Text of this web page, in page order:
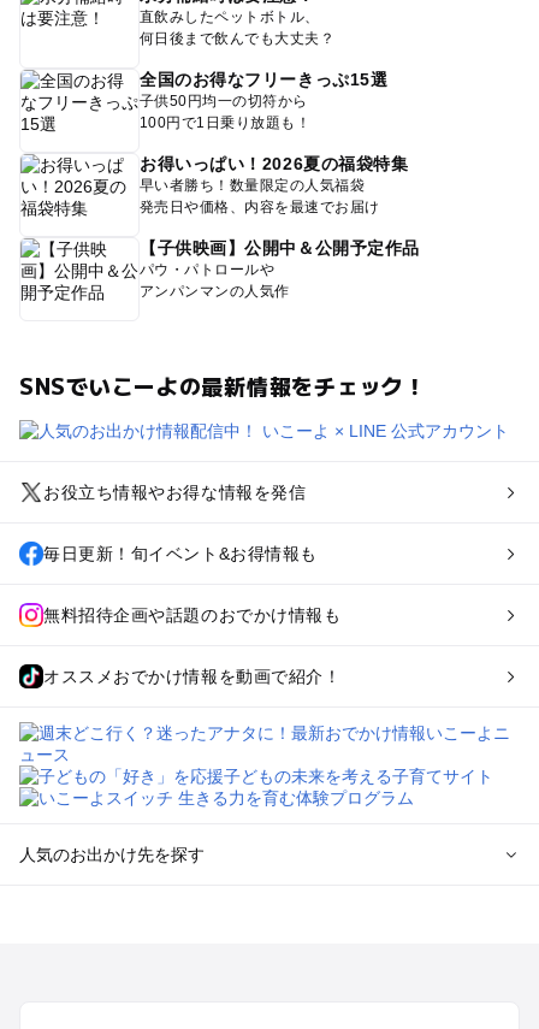
直飲みしたペットボトル、
何日後まで飲んでも大丈夫？
全国のお得なフリーきっぷ15選
子供50円均一の切符から
100円で1日乗り放題も！
お得いっぱい！2026夏の福袋特集
早い者勝ち！数量限定の人気福袋
発売日や価格、内容を最速でお届け
【子供映画】公開中＆公開予定作品
パウ・パトロールや
アンパンマンの人気作
SNSでいこーよの最新情報をチェック！
お役立ち情報やお得な情報を発信
毎日更新！旬イベント&お得情報も
無料招待企画や話題のおでかけ情報も
オススメおでかけ情報を動画で紹介！
人気のお出かけ先を探す